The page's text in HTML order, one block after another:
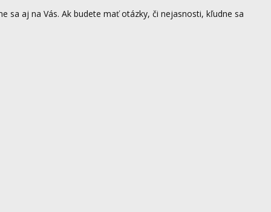
sa aj na Vás. Ak budete mať otázky, či nejasnosti, kľudne sa